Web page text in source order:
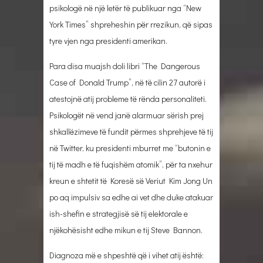
psikologë në një letër të publikuar nga “New
York Times” shpreheshin për rrezikun, që sipas
tyre vjen nga presidenti amerikan.
Para disa muajsh doli libri “The Dangerous
Case of Donald Trump”, në të cilin 27 autorë i
atestojnë atij probleme të rënda personaliteti.
Psikologët në vend janë alarmuar sërish prej
shkallëzimeve të fundit përmes shprehjeve të tij
në Twitter, ku presidenti mburret me “butonin e
tij të madh e të fuqishëm atomik”, për ta nxehur
kreun e shtetit të Koresë së Veriut Kim Jong Un
po aq impulsiv sa edhe ai vet dhe duke atakuar
ish-shefin e strategjisë së tij elektorale e
njëkohësisht edhe mikun e tij Steve Bannon.
Diagnoza më e shpeshtë që i vihet atij është: